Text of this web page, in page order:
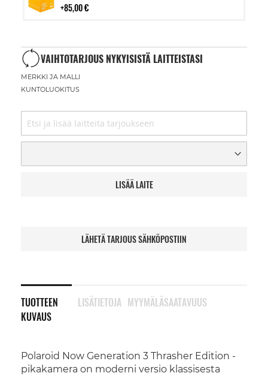
85,00 €
VAIHTOTARJOUS NYKYISISTÄ LAITTEISTASI
MERKKI JA MALLI
KUNTOLUOKITUS
LISÄÄ LAITE
LÄHETÄ TARJOUS SÄHKÖPOSTIIN
TUOTTEEN
KUVAUS
Polaroid Now Generation 3 Thrasher Edition -
pikakamera on moderni versio klassisesta
LISÄTIETOJA MYYMÄLÄSAATAVUUS